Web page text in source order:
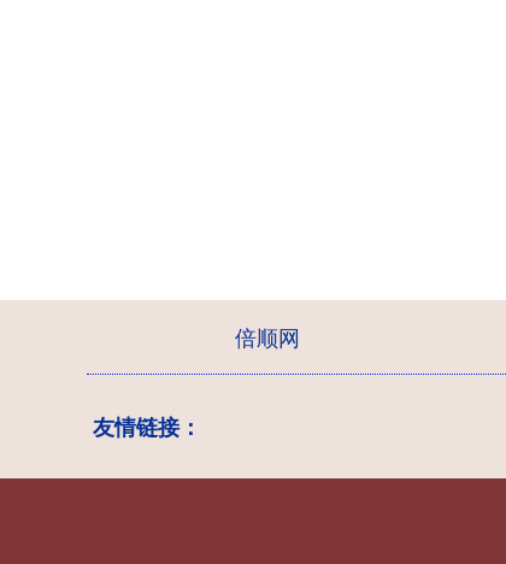
倍顺网
友情链接：